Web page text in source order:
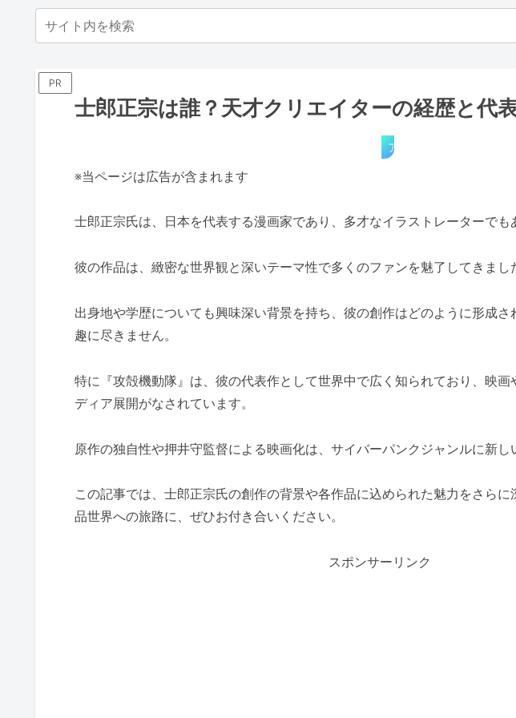
PR
士郎正宗は誰？天才クリエイターの経歴と代
アニメ
※当ページは広告が含まれます
士郎正宗氏は、日本を代表する漫画家であり、多才なイラストレーターでも
彼の作品は、緻密な世界観と深いテーマ性で多くのファンを魅了してきまし
出身地や学歴についても興味深い背景を持ち、彼の創作はどのように形成
趣に尽きません。
特に『攻殻機動隊』は、彼の代表作として世界中で広く知られており、映画
ディア展開がなされています。
原作の独自性や押井守監督による映画化は、サイバーパンクジャンルに新し
この記事では、士郎正宗氏の創作の背景や各作品に込められた魅力をさら
品世界への旅路に、ぜひお付き合いください。
スポンサーリンク